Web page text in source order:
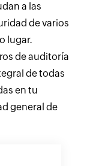
a las
de varios
lugar.
de auditoría
de todas
en tu
general de